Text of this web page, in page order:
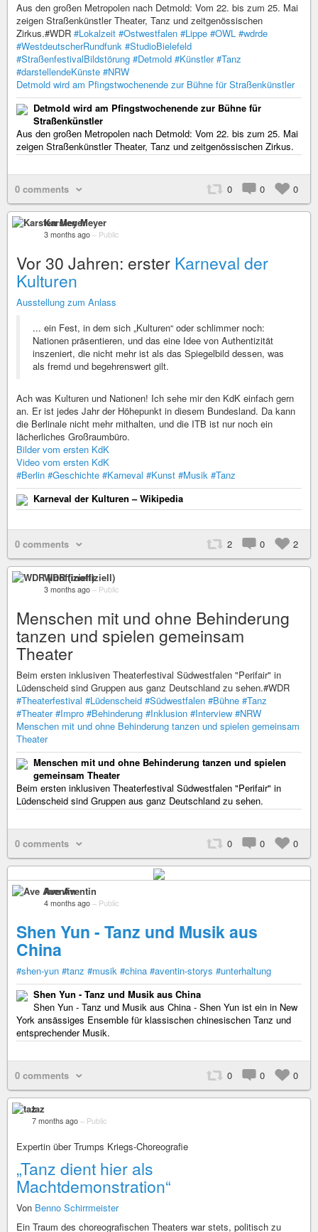
Aus den großen Metropolen nach Detmold: Vom 22. bis zum 25. Mai
zeigen Straßenkünstler Theater, Tanz und zeitgenössischen
Zirkus.#WDR #Lokalzeit #Ostwestfalen #Lippe #OWL #wdrde
#WestdeutscherRundfunk #StudioBielefeld
#StraßenfestivalBildstörung #Detmold #Künstler #Tanz
#darstellendeKünste #NRW
Detmold wird am Pfingstwochenende zur Bühne für Straßenkünstler
Detmold wird am Pfingstwochenende zur Bühne für
Straßenkünstler
Aus den großen Metropolen nach Detmold: Vom 22. bis zum 25. Mai
zeigen Straßenkünstler Theater, Tanz und zeitgenössischen Zirkus.
0 comments 0 0 0
Karsten Meyer
3 months ago – Public
Vor 30 Jahren: erster Karneval der
Kulturen
Ausstellung zum Anlass
... ein Fest, in dem sich „Kulturen“ oder schlimmer noch:
Nationen präsentieren, und das eine Idee von Authentizität
inszeniert, die nicht mehr ist als das Spiegelbild dessen, was
als fremd und begehrenswert gilt.
Ach was Kulturen und Nationen! Ich sehe mir den KdK einfach gern
an. Er ist jedes Jahr der Höhepunkt in diesem Bundesland. Da kann
die Berlinale nicht mehr mithalten, und die ITB ist nur noch ein
lächerliches Großraumbüro.
Bilder vom ersten KdK
Video vom ersten KdK
#Berlin #Geschichte #Karneval #Kunst #Musik #Tanz
Karneval der Kulturen – Wikipedia
0 comments 2 0 2
WDR (inoffiziell)
3 months ago – Public
Menschen mit und ohne Behinderung
tanzen und spielen gemeinsam
Theater
Beim ersten inklusiven Theaterfestival Südwestfalen "Perifair" in
Lüdenscheid sind Gruppen aus ganz Deutschland zu sehen.#WDR
#Theaterfestival #Lüdenscheid #Südwestfalen #Bühne #Tanz
#Theater #Impro #Behinderung #Inklusion #Interview #NRW
Menschen mit und ohne Behinderung tanzen und spielen gemeinsam
Theater
Menschen mit und ohne Behinderung tanzen und spielen
gemeinsam Theater
Beim ersten inklusiven Theaterfestival Südwestfalen "Perifair" in
Lüdenscheid sind Gruppen aus ganz Deutschland zu sehen.
0 comments 0 0 0
Ave Aventin
4 months ago – Public
Shen Yun - Tanz und Musik aus
China
#shen-yun #tanz #musik #china #aventin-storys #unterhaltung
Shen Yun - Tanz und Musik aus China
Shen Yun - Tanz und Musik aus China - Shen Yun ist ein in New
York ansässiges Ensemble für klassischen chinesischen Tanz und
entsprechender Musik.
0 comments 0 0 0
taz
7 months ago – Public
Expertin über Trumps Kriegs-Choreografie
„Tanz dient hier als
Machtdemonstration“
Von Benno Schirrmeister
Ein Traum des choreografischen Theaters war stets, politisch zu